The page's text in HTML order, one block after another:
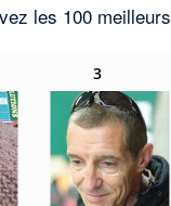
les 100
3